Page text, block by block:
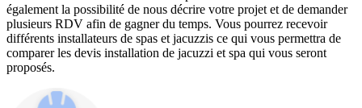
également la possibilité de nous décrire votre projet et de demander
plusieurs RDV afin de gagner du temps. Vous pourrez recevoir
différents installateurs de spas et jacuzzis ce qui vous permettra de
comparer les devis installation de jacuzzi et spa qui vous seront
proposés.